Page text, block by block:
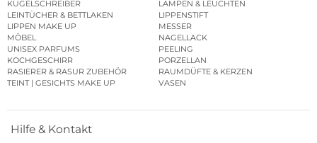
KUGELSCHREIBER
LAMPEN & LEUCHTEN
LEINTÜCHER & BETTLAKEN
LIPPENSTIFT
LIPPEN MAKE UP
MESSER
MÖBEL
NAGELLACK
UNISEX PARFUMS
PEELING
KOCHGESCHIRR
PORZELLAN
RASIERER & RASUR ZUBEHÖR
RAUMDÜFTE & KERZEN
TEINT | GESICHTS MAKE UP
VASEN
Hilfe & Kontakt